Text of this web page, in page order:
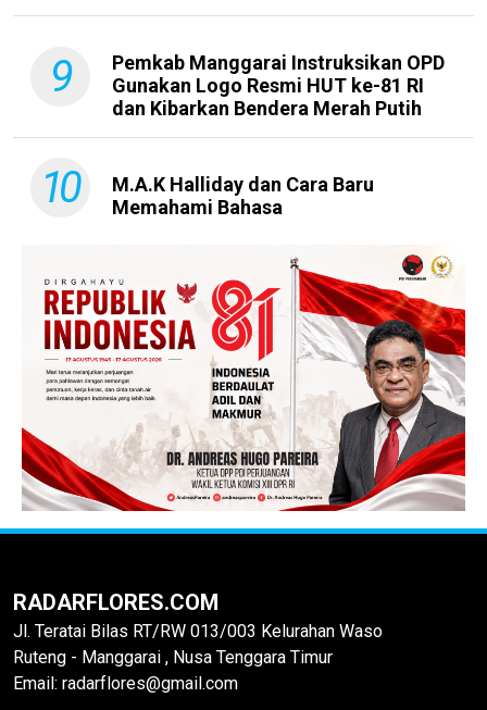
9
Pemkab Manggarai Instruksikan OPD
Gunakan Logo Resmi HUT ke-81 RI
dan Kibarkan Bendera Merah Putih
10
M.A.K Halliday dan Cara Baru
Memahami Bahasa
RADARFLORES.COM
Jl. Teratai Bilas RT/RW 013/003 Kelurahan Waso
Ruteng - Manggarai , Nusa Tenggara Timur
Email: radarflores@gmail.com